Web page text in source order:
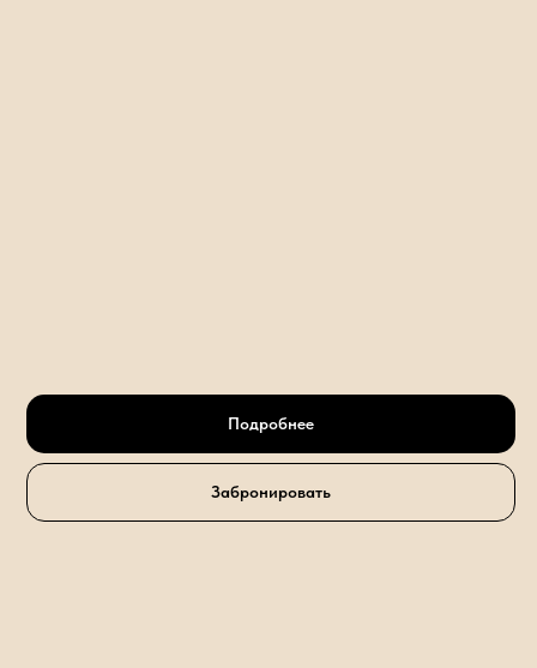
Подробнее
Забронировать